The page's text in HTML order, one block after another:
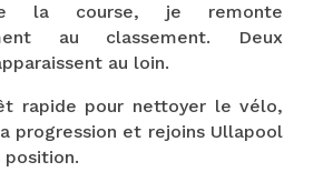
la course, je remonte
au classement. Deux
au loin.
rapide pour nettoyer le vélo,
progression et rejoins Ullapool
position.